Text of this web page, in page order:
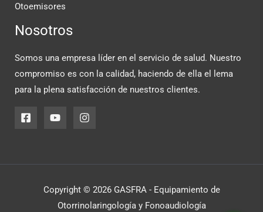
Otoemisores
Nosotros
Somos una empresa líder en el servicio de salud. Nuestro
compromiso es con la calidad, haciendo de ella el lema
para la plena satisfacción de nuestros clientes.
Copyright © 2026 GASFRA - Equipamiento de
Otorrinolaringología y Fonoaudiología